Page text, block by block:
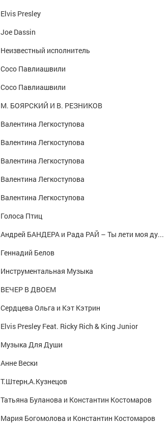
Elvis Presley
Joe Dassin
Неизвестный исполнитель
Сосо Павлиашвили
Сосо Павлиашвили
М. БОЯРСКИЙ И В. РЕЗНИКОВ
Валентина Легкоступова
Валентина Легкоступова
Валентина Легкоступова
Валентина Легкоступова
Валентина Легкоступова
Голоса Птиц
Андрей БАНДЕРА и Рада РАЙ – Ты лети моя душа
Геннадий Белов
Инструментальная Музыка
ВЕЧЕР В ДВОЕМ
Сердцева Ольга и Кэт Кэтрин
Elvis Presley Feat. Ricky Rich & King Junior
Музыка Для Души
Анне Вески
Т.Штерн,А.Кузнецов
Татьяна Буланова и Константин Костомаров
Мария Богомолова и Константин Костомаров